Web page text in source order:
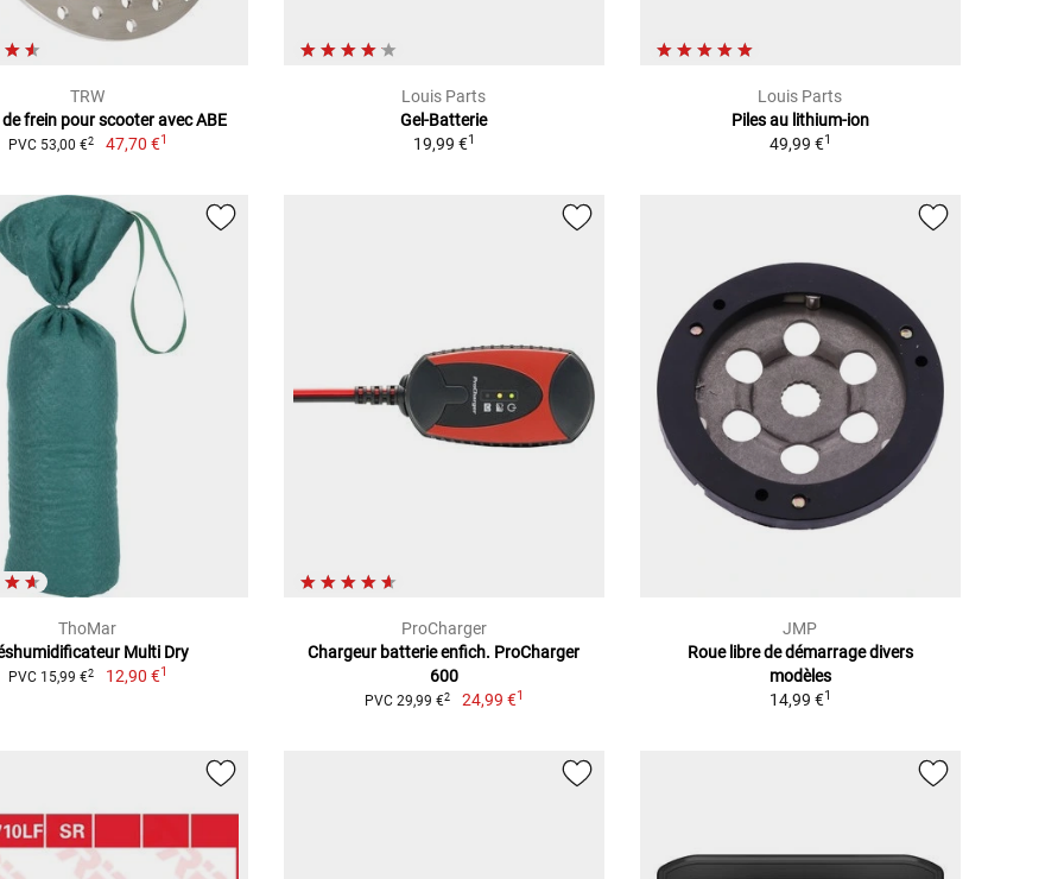
TRW
frein pour scooter avec ABE
PVC 53,00 €2 47,70 €1
Louis Parts
Gel-Batterie
19,99 €1
Louis Parts
Piles au lithium-ion
49,99 €1
ThoMar
Multi Dry
PVC 15,99 €2 12,90 €1
ProCharger
Chargeur batterie enfich. ProCharger
600
PVC 29,99 €2 24,99 €1
JMP
Roue libre de démarrage divers
modèles
14,99 €1